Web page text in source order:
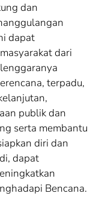
dan
dapat
dari
terpadu,
publik dan
serta membantu
diri dan
dapat
Bencana.